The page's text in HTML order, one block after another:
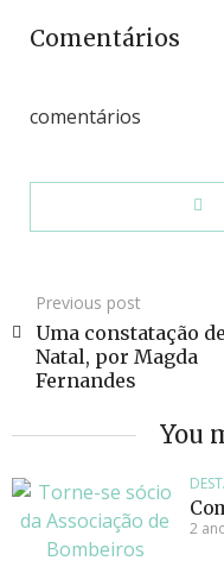
Comentários
comentários
Previous post
Uma constatação de
Natal, por Magda
Fernandes
You
2